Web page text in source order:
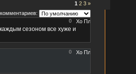
1 2 3 »
0
сезоном все хуже и
0